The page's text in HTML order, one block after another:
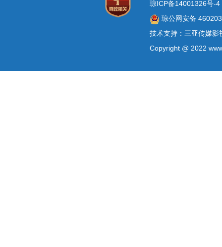
琼ICP备14001326号-4
琼公网安备
技术支持：三亚传媒影
Copyright @ 2022